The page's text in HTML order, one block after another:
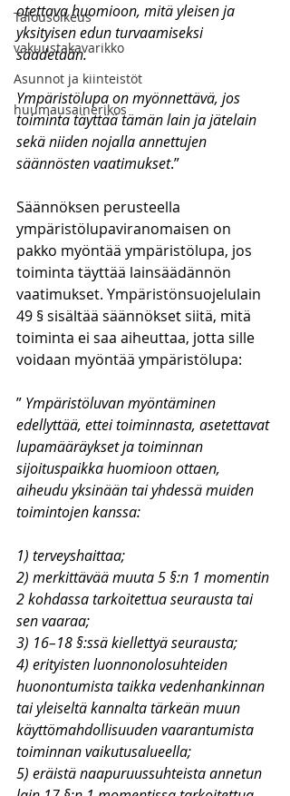
Talousoikeus
vakuustakavarikko
Asunnot ja kiinteistöt
huumausainerikos
otettava huomioon, mitä yleisen ja
yksityisen edun turvaamiseksi
säädetään.
Ympäristölupa on myönnettävä, jos
toiminta täyttää tämän lain ja jätelain
sekä niiden nojalla annettujen
säännösten vaatimukset.”
Säännöksen perusteella
ympäristölupaviranomaisen on
pakko myöntää ympäristölupa, jos
toiminta täyttää lainsäädännön
vaatimukset. Ympäristönsuojelulain
49 § sisältää säännökset siitä, mitä
toiminta ei saa aiheuttaa, jotta sille
voidaan myöntää ympäristölupa:
” Ympäristöluvan myöntäminen
edellyttää, ettei toiminnasta, asetettavat
lupamääräykset ja toiminnan
sijoituspaikka huomioon ottaen,
aiheudu yksinään tai yhdessä muiden
toimintojen kanssa:
1) terveyshaittaa;
2) merkittävää muuta 5 §:n 1 momentin
2 kohdassa tarkoitettua seurausta tai
sen vaaraa;
3) 16–18 §:ssä kiellettyä seurausta;
4) erityisten luonnonolosuhteiden
huonontumista taikka vedenhankinnan
tai yleiseltä kannalta tärkeän muun
käyttömahdollisuuden vaarantumista
toiminnan vaikutusalueella;
5) eräistä naapuruussuhteista annetun